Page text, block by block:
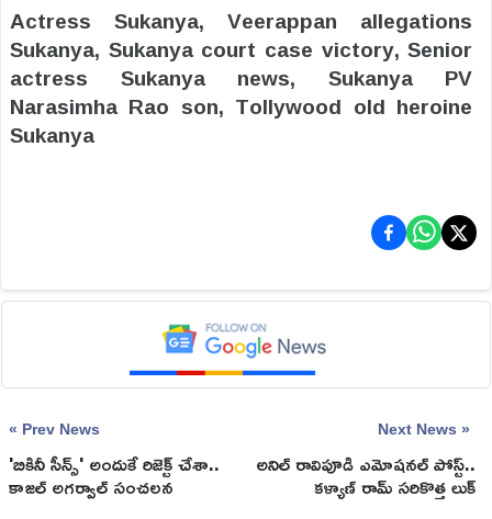
Actress Sukanya, Veerappan allegations
Sukanya, Sukanya court case victory, Senior
actress Sukanya news, Sukanya PV
Narasimha Rao son, Tollywood old heroine
Sukanya
« Prev News
'బికినీ సీన్స్' అందుకే రిజెక్ట్ చేశా..
కాజల్ అగర్వాల్ సంచలన
Next News »
అనిల్ రావిపూడి ఎమోషనల్ పోస్ట్..
కళ్యాణ్ రామ్ సరికొత్త లుక్
చూశారా?